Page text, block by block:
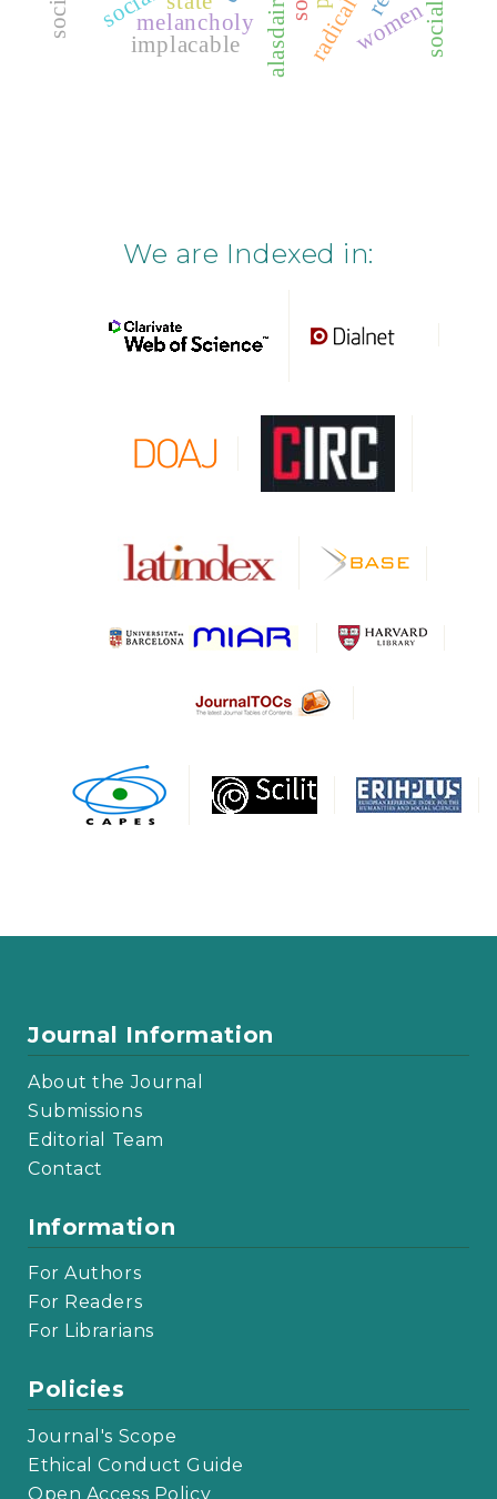
melancholy
implacable women
We are Indexed in:
Journal Information
About the Journal
Submissions
Editorial Team
Contact
Information
For Authors
For Readers
For Librarians
Policies
Journal's Scope
Ethical Conduct Guide
Open Access Policy